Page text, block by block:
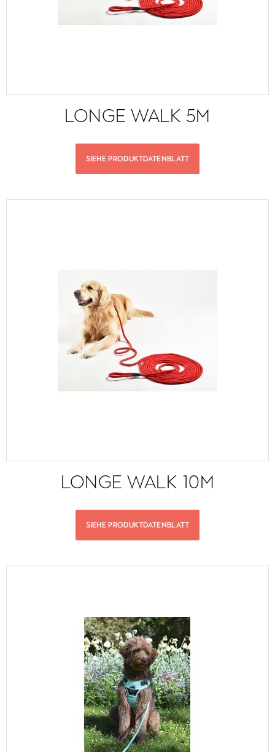
LONGE WALK 5M
SIEHE PRODUKTDATENBLATT
LONGE WALK 10M
SIEHE PRODUKTDATENBLATT